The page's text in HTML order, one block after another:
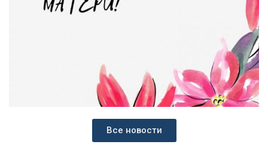
Все новости